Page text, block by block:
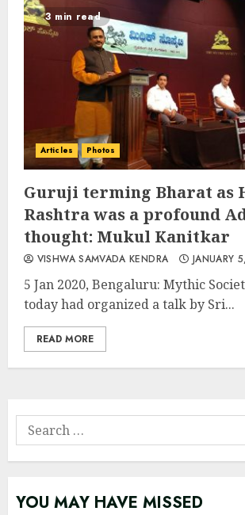
3 min read
Articles Photos
Guruji terming Bharat as
Rashtra was a profound
thought: Mukul Kanitkar
VISHWA SAMVADA KENDRA JANUARY
5 Jan 2020, Bengaluru: Mythic
today had organized a talk by Sri...
READ MORE
Search
for:
YOU MAY HAVE MISSED